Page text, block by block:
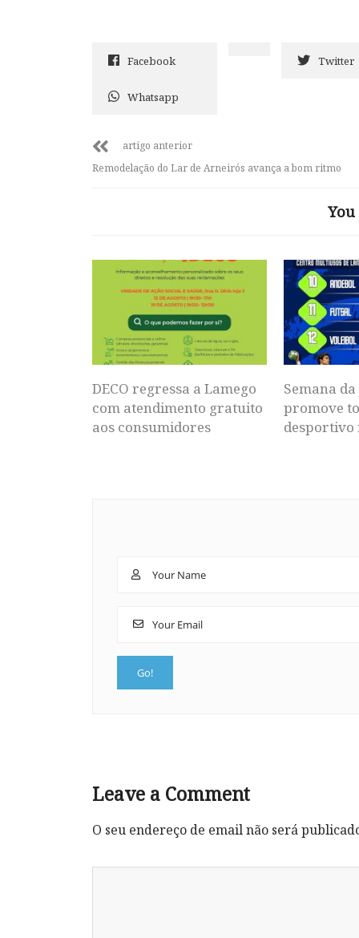
Facebook Twitter
Whatsapp
artigo anterior
Remodelação do Lar de Arneirós avança a bom ritmo
DECO regressa a Lamego
com atendimento gratuito
aos consumidores
Semana
promove
Leave a Comment
O seu endereço de email não será